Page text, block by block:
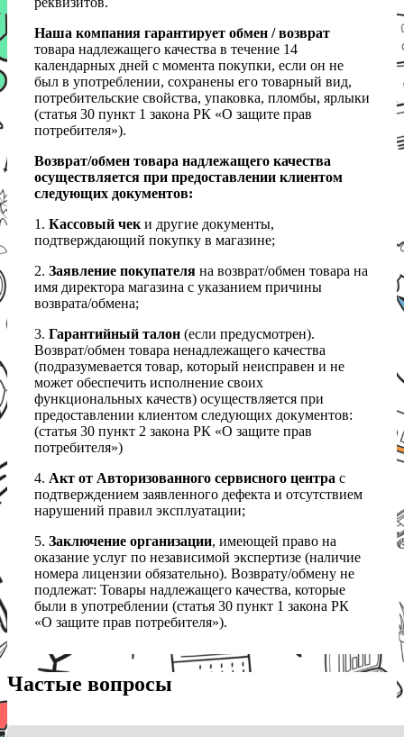
Наша компания гарантирует обмен / возврат
товара надлежащего качества в течение 14
календарных дней с момента покупки, если он не
был в употреблении, сохранены его товарный вид,
потребительские свойства, упаковка, пломбы, ярлыки
(статья 30 пункт 1 закона РК «О защите прав
потребителя»).
Возврат/обмен товара надлежащего качества
осуществляется при предоставлении клиентом
следующих документов:
1. Кассовый чек и другие документы,
подтверждающий покупку в магазине;
2. Заявление покупателя на возврат/обмен товара на
имя директора магазина с указанием причины
возврата/обмена;
3. Гарантийный талон (если предусмотрен).
Возврат/обмен товара ненадлежащего качества
(подразумевается товар, который неисправен и не
может обеспечить исполнение своих
функциональных качеств) осуществляется при
предоставлении клиентом следующих документов:
(статья 30 пункт 2 закона РК «О защите прав
потребителя»)
4. Акт от Авторизованного сервисного центра с
подтверждением заявленного дефекта и отсутствием
нарушений правил эксплуатации;
5. Заключение организации, имеющей право на
оказание услуг по независимой экспертизе (наличие
номера лицензии обязательно). Возврату/обмену не
подлежат: Товары надлежащего качества, которые
были в употреблении (статья 30 пункт 1 закона РК
«О защите прав потребителя»).
Частые вопросы